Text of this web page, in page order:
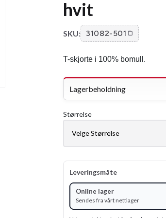
hvit
SKU: 31082-501
T-skjorte i 100% bomull.
Lagerbeholdning
Størrelse
Leveringsmåte
Online lager
Sendes fra vårt nettlager